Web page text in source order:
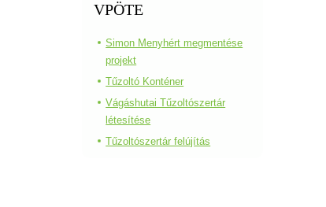
VPÖTE
Simon Menyhért megmentése
projekt
Tűzoltó Konténer
Vágáshutai Tűzoltószertár
létesítése
Tűzoltószertár felújítás